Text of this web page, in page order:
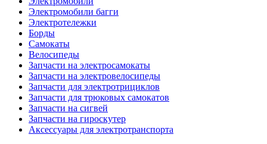
Электромобили багги
Электротележки
Борды
Самокаты
Велосипеды
Запчасти на электросамокаты
Запчасти на электровелосипеды
Запчасти для электротрициклов
Запчасти для трюковых самокатов
Запчасти на сигвей
Запчасти на гироскутер
Аксессуары для электротранспорта